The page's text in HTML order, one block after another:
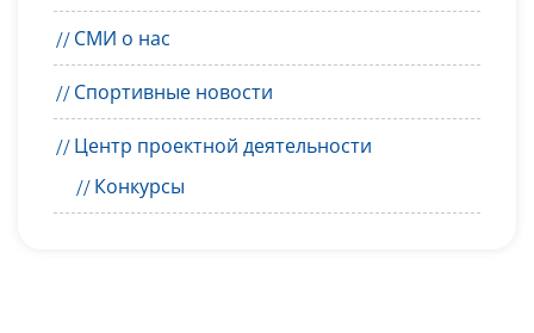
СМИ о нас
Спортивные новости
Центр проектной деятельности
Конкурсы